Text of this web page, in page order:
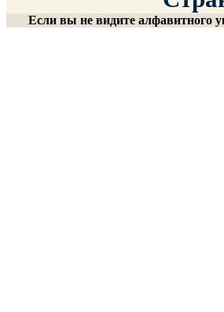
Если вы не видите алфавитного